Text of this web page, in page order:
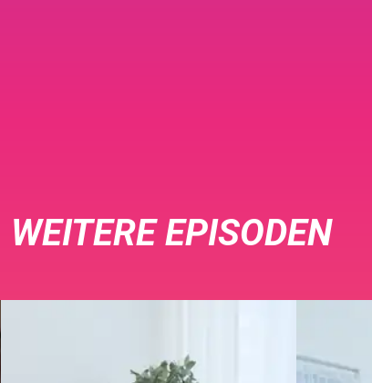
WEITERE EPISODEN